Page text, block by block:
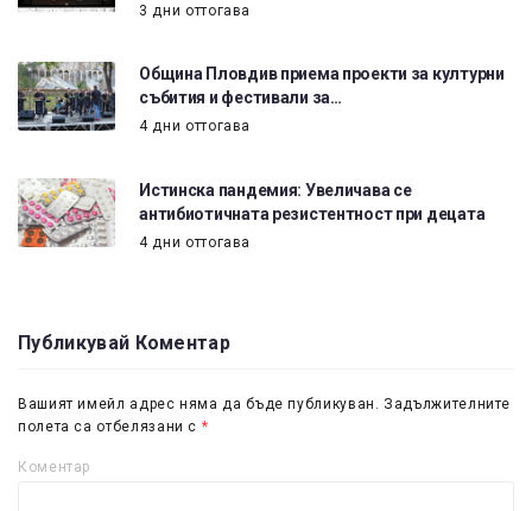
3 дни оттогава
Община Пловдив приема проекти за културни
събития и фестивали за…
4 дни оттогава
Истинска пандемия: Увеличава се
антибиотичната резистентност при децата
4 дни оттогава
Публикувай Коментар
Вашият имейл адрес няма да бъде публикуван. Задължителните
полета са отбелязани с *
Коментар